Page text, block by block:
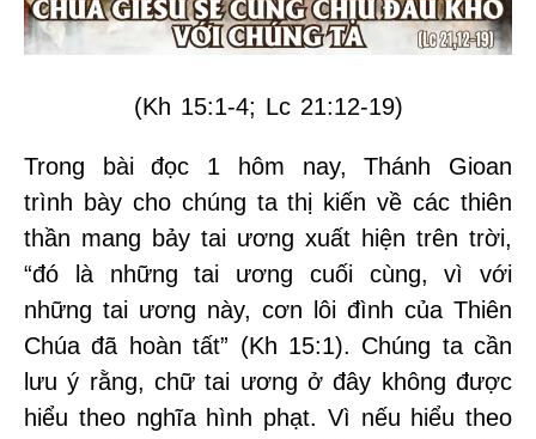
(Kh 15:1-4; Lc 21:12-19)
Trong bài đọc 1 hôm nay, Thánh Gioan
trình bày cho chúng ta thị kiến về các thiên
thần mang bảy tai ương xuất hiện trên trời,
“đó là những tai ương cuối cùng, vì với
những tai ương này, cơn lôi đình của Thiên
Chúa đã hoàn tất” (Kh 15:1). Chúng ta cần
lưu ý rằng, chữ tai ương ở đây không được
hiểu theo nghĩa hình phạt. Vì nếu hiểu theo